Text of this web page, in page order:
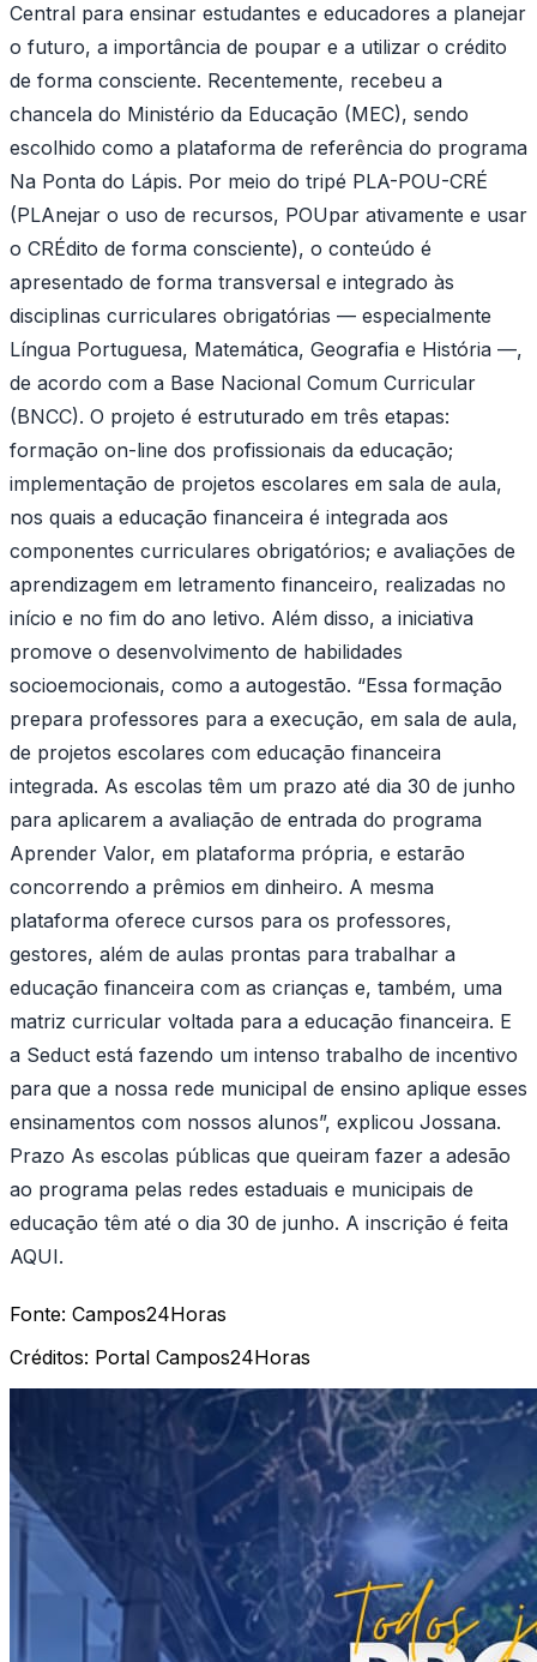
Central para ensinar estudantes e educadores a planejar
o futuro, a importância de poupar e a utilizar o crédito
de forma consciente. Recentemente, recebeu a
chancela do Ministério da Educação (MEC), sendo
escolhido como a plataforma de referência do programa
Na Ponta do Lápis. Por meio do tripé PLA-POU-CRÉ
(PLAnejar o uso de recursos, POUpar ativamente e usar
o CRÉdito de forma consciente), o conteúdo é
apresentado de forma transversal e integrado às
disciplinas curriculares obrigatórias — especialmente
Língua Portuguesa, Matemática, Geografia e História —,
de acordo com a Base Nacional Comum Curricular
(BNCC). O projeto é estruturado em três etapas:
formação on-line dos profissionais da educação;
implementação de projetos escolares em sala de aula,
nos quais a educação financeira é integrada aos
componentes curriculares obrigatórios; e avaliações de
aprendizagem em letramento financeiro, realizadas no
início e no fim do ano letivo. Além disso, a iniciativa
promove o desenvolvimento de habilidades
socioemocionais, como a autogestão. “Essa formação
prepara professores para a execução, em sala de aula,
de projetos escolares com educação financeira
integrada. As escolas têm um prazo até dia 30 de junho
para aplicarem a avaliação de entrada do programa
Aprender Valor, em plataforma própria, e estarão
concorrendo a prêmios em dinheiro. A mesma
plataforma oferece cursos para os professores,
gestores, além de aulas prontas para trabalhar a
educação financeira com as crianças e, também, uma
matriz curricular voltada para a educação financeira. E
a Seduct está fazendo um intenso trabalho de incentivo
para que a nossa rede municipal de ensino aplique esses
ensinamentos com nossos alunos”, explicou Jossana.
Prazo As escolas públicas que queiram fazer a adesão
ao programa pelas redes estaduais e municipais de
educação têm até o dia 30 de junho. A inscrição é feita
AQUI.
Fonte: Campos24Horas
Créditos: Portal Campos24Horas